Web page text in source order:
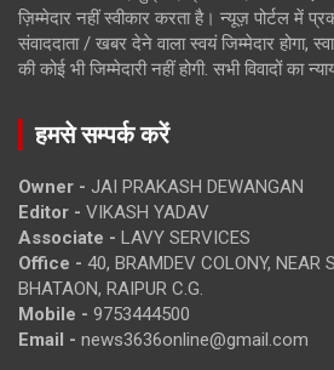
ज़िम्मेदार नहीं स्वीकार करता है। न्यूज़ पोर्टल में
संवाददाता / खबर देने वाला स्वयं जिम्मेदार होगा,
की कोई भी जिम्मेदारी नहीं होगी. सभी विवादों का
हमसे सम्पर्क करें
Owner - JAI PRAKASH DEWANGAN
Editor - VIKASH YADAV
Associate - LAVY SERVICES
Office - 40, BRAMDEV COLONY, NEAR
BHATAON, RAIPUR C.G.
Mobile - 9753444500
Email - news3636online@gmail.com